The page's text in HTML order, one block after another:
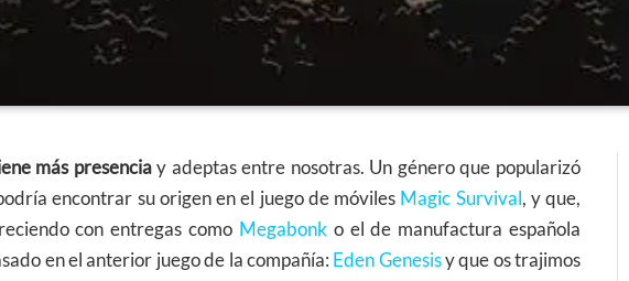
más presenciay adeptas entre nosotras. Un género que popularizó
encontrar su origen en el juego de móviles Magic Survival , y que,
con entregas como Megabonko el de manufactura española
en el anterior juego de la compañía: Eden Genesisy que os trajimos